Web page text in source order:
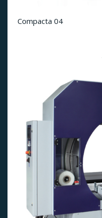
Compacta 04